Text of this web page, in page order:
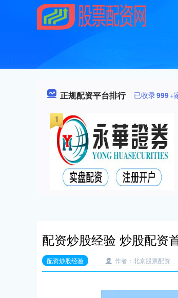
正规配资平台排行 已收录999+
配资炒股经验 炒股配资
配资炒股经验 作者：北京股票配资